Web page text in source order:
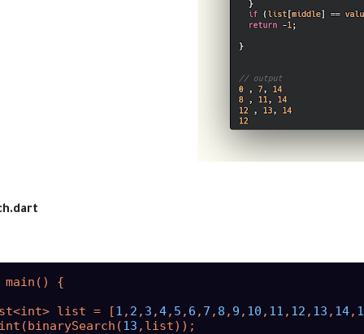
()
{
list = [
1 , 2 , 3 ,4, 5 , 6 , 7 , 8 , 9 , 10 , 11 , 12 , 13 , 14,
(binarySearch (13 ,list)) ;